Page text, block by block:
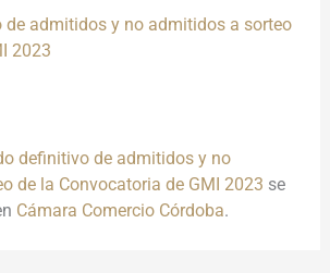
admitidos y no admitidos a sorteo
2023
definitivo de admitidos y no
de la Convocatoria de GMI 2023 se
Cámara Comercio Córdoba.